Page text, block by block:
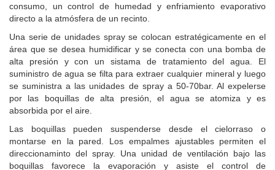
consumo, un control de humedad y enfriamiento evaporativo
directo a la atmósfera de un recinto.
Una serie de unidades spray se colocan estratégicamente en el
área que se desea humidificar y se conecta con una bomba de
alta presión y con un sistama de tratamiento del agua. El
suministro de agua se filta para extraer cualquier mineral y luego
se suministra a las unidades de spray a 50-70bar. Al expelerse
por las boquillas de alta presión, el agua se atomiza y es
absorbida por el aire.
Las boquillas pueden suspenderse desde el cielorraso o
montarse en la pared. Los empalmes ajustables permiten el
direccionaminto del spray. Una unidad de ventilación bajo las
boquillas favorece la evaporación y asiste el control de